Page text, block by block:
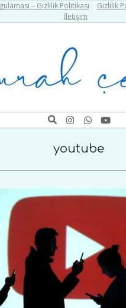
– Gizlilik Politikası Gizlilik
İletişim
Search
youtube